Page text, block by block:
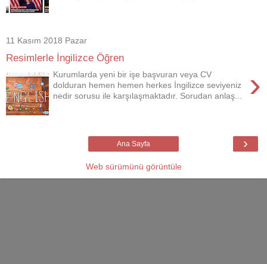
11 Kasım 2018 Pazar
Resimlerle İngilizce Öğren
›
Kurumlarda yeni bir işe başvuran veya CV
dolduran hemen hemen herkes İngilizce seviyeniz
nedir sorusu ile karşılaşmaktadır. Sorudan anlaş...
›
Ana Sayfa
Web sürümünü görüntüle